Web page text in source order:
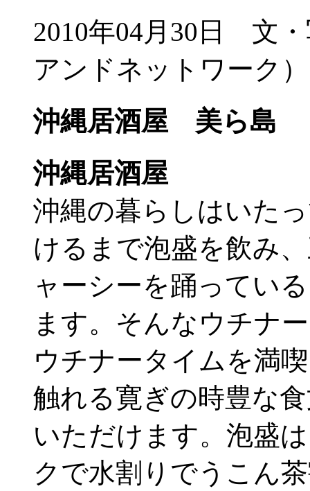
2010年04月30日 文
アンドネットワーク）
沖縄居酒屋 美ら島
沖縄居酒屋
沖縄の暮らしはいた
けるまで泡盛を飲み
ャーシーを踊ってい
ます。そんなウチナ
ウチナータイムを満
触れる寛ぎの時豊な
いただけます。泡盛
クで水割りでうこん